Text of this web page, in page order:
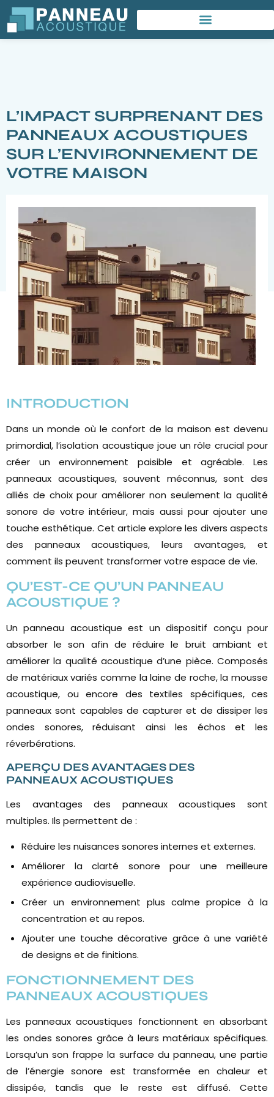
L’IMPACT SURPRENANT DES
PANNEAUX ACOUSTIQUES
SUR L’ENVIRONNEMENT DE
VOTRE MAISON
RETOUR AUX ACTUALITÉS
INTRODUCTION
Dans un monde où le confort de la maison est devenu
primordial, l’isolation acoustique joue un rôle crucial pour
créer un environnement paisible et agréable. Les
panneaux acoustiques, souvent méconnus, sont des
alliés de choix pour améliorer non seulement la qualité
sonore de votre intérieur, mais aussi pour ajouter une
touche esthétique. Cet article explore les divers aspects
des panneaux acoustiques, leurs avantages, et
comment ils peuvent transformer votre espace de vie.
QU’EST-CE QU’UN PANNEAU
ACOUSTIQUE ?
Un panneau acoustique est un dispositif conçu pour
absorber le son afin de réduire le bruit ambiant et
améliorer la qualité acoustique d’une pièce. Composés
de matériaux variés comme la laine de roche, la mousse
acoustique, ou encore des textiles spécifiques, ces
panneaux sont capables de capturer et de dissiper les
ondes sonores, réduisant ainsi les échos et les
réverbérations.
APERÇU DES AVANTAGES DES
PANNEAUX ACOUSTIQUES
Les avantages des panneaux acoustiques sont
multiples. Ils permettent de :
Réduire les nuisances sonores internes et externes.
Améliorer la clarté sonore pour une meilleure
expérience audiovisuelle.
Créer un environnement plus calme propice à la
concentration et au repos.
Ajouter une touche décorative grâce à une variété
de designs et de finitions.
FONCTIONNEMENT DES
PANNEAUX ACOUSTIQUES
Les panneaux acoustiques fonctionnent en absorbant
les ondes sonores grâce à leurs matériaux spécifiques.
Lorsqu’un son frappe la surface du panneau, une partie
de l’énergie sonore est transformée en chaleur et
dissipée, tandis que le reste est diffusé. Cette